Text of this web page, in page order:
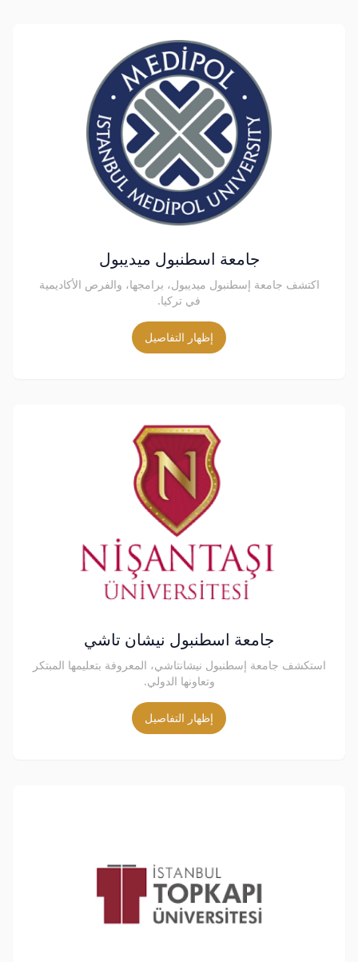
جامعة اسطنبول ميديبول
اكتشف جامعة إسطنبول ميديبول، برامجها، والفرص الأكاديمية
في تركيا.
إظهار التفاصيل
جامعة اسطنبول نيشان تاشي
استكشف جامعة إسطنبول نيشانتاشي، المعروفة بتعليمها المبتكر
وتعاونها الدولي.
إظهار التفاصيل